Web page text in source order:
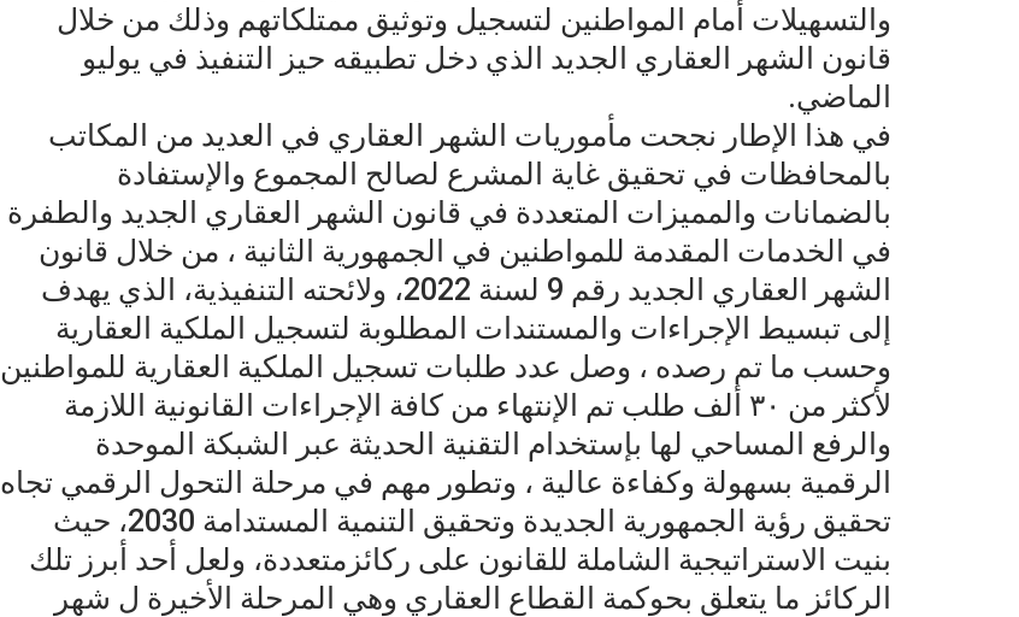
والتسهيلات أمام المواطنين لتسجيل وتوثيق ممتلكاتهم وذلك من خلال
قانون الشهر العقاري الجديد الذي دخل تطبيقه حيز التنفيذ في يوليو
الماضي.
في هذا الإطار نجحت مأموريات الشهر العقاري في العديد من المكاتب
بالمحافظات في تحقيق غاية المشرع لصالح المجموع والإستفادة
بالضمانات والمميزات المتعددة في قانون الشهر العقاري الجديد والطفرة
في الخدمات المقدمة للمواطنين في الجمهورية الثانية ، من خلال قانون
الشهر العقاري الجديد رقم 9 لسنة 2022، ولائحته التنفيذية، الذي يهدف
إلى تبسيط الإجراءات والمستندات المطلوبة لتسجيل الملكية العقارية
وحسب ما تم رصده ، وصل عدد طلبات تسجيل الملكية العقارية للمواطنين
لأكثر من ٣٠ ألف طلب تم الإنتهاء من كافة الإجراءات القانونية اللازمة
والرفع المساحي لها بإستخدام التقنية الحديثة عبر الشبكة الموحدة
الرقمية بسهولة وكفاءة عالية ، وتطور مهم في مرحلة التحول الرقمي تجاه
تحقيق رؤية الجمهورية الجديدة وتحقيق التنمية المستدامة 2030، حيث
بنيت الاستراتيجية الشاملة للقانون على ركائزمتعددة، ولعل أحد أبرز تلك
الركائز ما يتعلق بحوكمة القطاع العقاري وهي المرحلة الأخيرة ل شهر